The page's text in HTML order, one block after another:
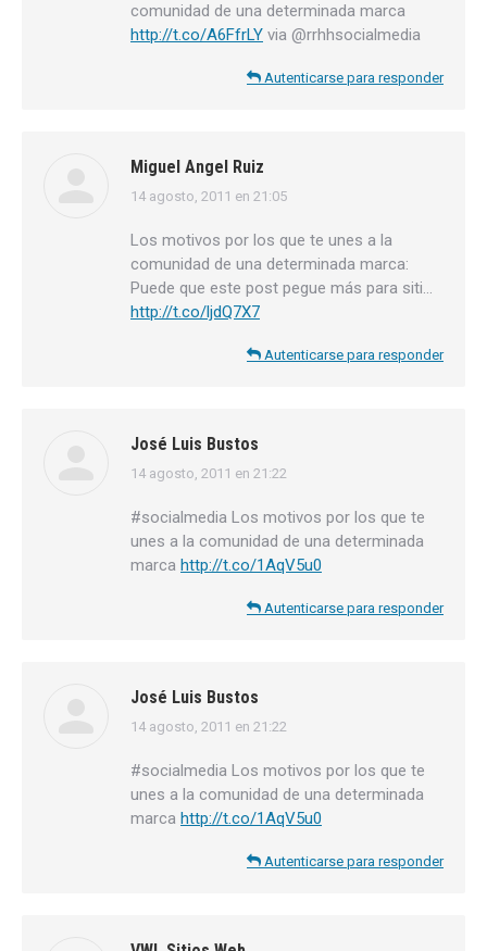
comunidad de una determinada marca
http://t.co/A6FfrLY via @rrhhsocialmedia
Autenticarse para responder
Miguel Angel Ruiz
dice:
14 agosto, 2011 en 21:05
Los motivos por los que te unes a la
comunidad de una determinada marca:
Puede que este post pegue más para siti…
http://t.co/ljdQ7X7
Autenticarse para responder
José Luis Bustos
dice:
14 agosto, 2011 en 21:22
#socialmedia Los motivos por los que te
unes a la comunidad de una determinada
marca http://t.co/1AqV5u0
Autenticarse para responder
José Luis Bustos
dice:
14 agosto, 2011 en 21:22
#socialmedia Los motivos por los que te
unes a la comunidad de una determinada
marca http://t.co/1AqV5u0
Autenticarse para responder